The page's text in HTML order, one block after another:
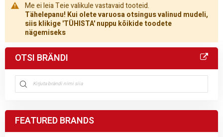
Me ei leia Teie valikule vastavaid tooteid.
Tähelepanu! Kui olete varuosa otsingus valinud mudeli,
siis klikige 'TÜHISTA' nuppu kõikide toodete
nägemiseks
OTSI BRÄNDI
FEATURED BRANDS